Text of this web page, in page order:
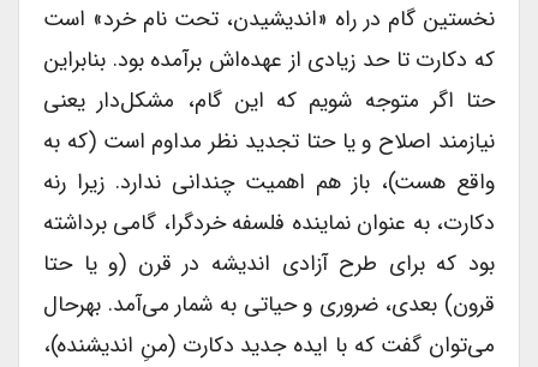
نخستین گام در راه «اندیشیدن، تحت نام خرد» است
که دکارت تا حد زیادی از عهده‌اش برآمده بود. بنابراین
حتا اگر متوجه شویم که این گام، مشکل‌دار یعنی
نیازمند اصلاح و یا حتا تجدید نظر مداوم است (که به
واقع هست)، باز هم اهمیت چندانی ندارد. زیرا رنه
دکارت، به عنوان نماینده فلسفه خردگرا، گامی برداشته
بود که برای طرح آزادی اندیشه در قرن (و یا حتا
قرون) بعدی، ضروری و حیاتی به شمار می‌آمد. بهرحال
می‌توان گفت که با ایده جدید دکارت (منِ اندیشنده)،